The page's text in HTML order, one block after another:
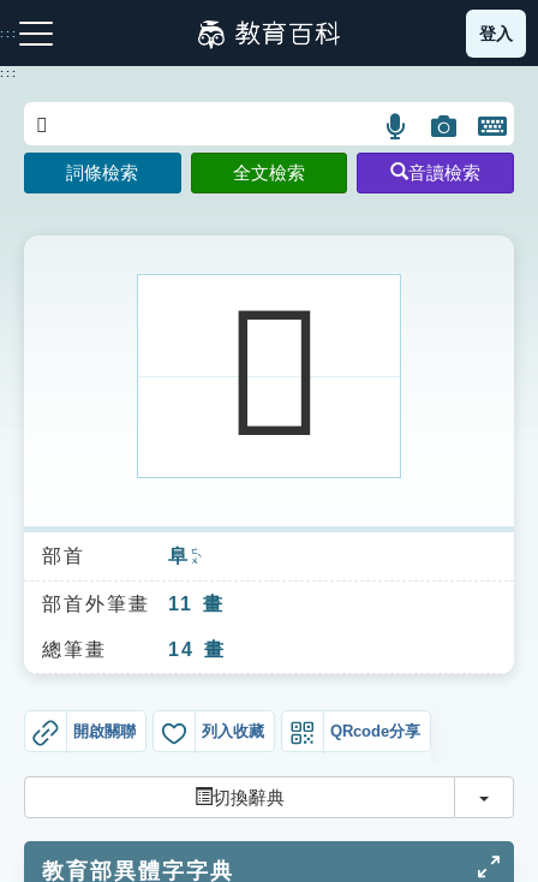
到
主
:::
注音索引圖示 筆畫索引圖示 部首索引表圖示
索引選單
知識索引
單字索引
登入
:::
語
言
搜
示
圖
片
搜
開
鍵
圖
詞條檢索 全文檢索 音讀檢索
𨻰
部首 阜 ㄈㄨˋ
部首外筆畫 11 畫
總筆畫 14 畫
開啟關聯 列入收藏 QRcode分享
切換辭典 切換
教育部異體字字典